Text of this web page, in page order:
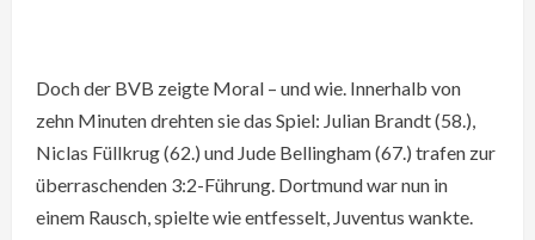
Doch der BVB zeigte Moral – und wie. Innerhalb von
zehn Minuten drehten sie das Spiel: Julian Brandt (58.),
Niclas Füllkrug (62.) und Jude Bellingham (67.) trafen zur
überraschenden 3:2-Führung. Dortmund war nun in
einem Rausch, spielte wie entfesselt, Juventus wankte.